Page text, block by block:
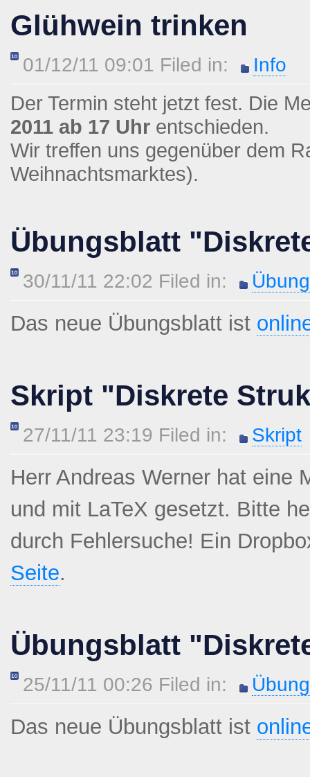
Glühwein trinken
01/12/11 09:01 Filed in: Info
Der Termin steht jetzt fest. Die
2011 ab 17 Uhr entschieden.
Wir treffen uns gegenüber dem
Weihnachtsmarktes).
Übungsblatt
30/11/11 22:02 Filed in:
Das neue Übungsblatt ist
Skript "Diskrete
27/11/11 23:19 Filed in: Skript
Herr Andreas Werner hat eine
und mit LaTeX gesetzt. Bitte
durch Fehlersuche! Ein
Seite.
Übungsblatt
25/11/11 00:26 Filed in:
Das neue Übungsblatt ist